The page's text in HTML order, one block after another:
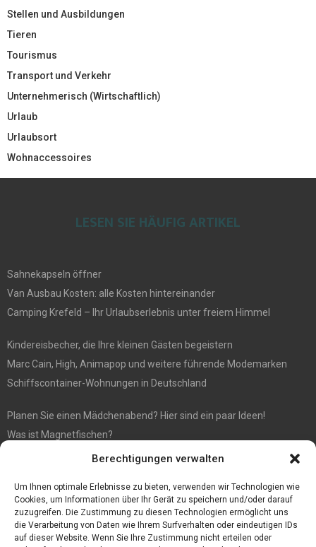
Berechtigungen verwalten
Um Ihnen optimale Erlebnisse zu bieten, verwenden wir Technologien wie
Cookies, um Informationen über Ihr Gerät zu speichern und/oder darauf
zuzugreifen. Die Zustimmung zu diesen Technologien ermöglicht uns
die Verarbeitung von Daten wie Ihrem Surfverhalten oder eindeutigen IDs
auf dieser Website. Wenn Sie Ihre Zustimmung nicht erteilen oder
Stellen und Ausbildungen
Tieren
Tourismus
Transport und Verkehr
Unternehmerisch (Wirtschaftlich)
Urlaub
Urlaubsort
Wohnaccessoires
LESEN SIE HÄUFIG ARTIKEL
Sahnekapseln öffner
Van Ausbau Kosten: alle Kosten hintereinander
Camping Krefeld – Ihr Urlaubserlebnis unter freiem Himmel
Kindereisbecher, die Ihre kleinen Gästen begeistern
Marc Cain, High, Animapop und weitere führende Modemarken
Schiffscontainer-Wohnungen in Deutschland
Planen Sie einen Mädchenabend? Hier sind ein paar Ideen!
Was ist Magnetfischen?
FIFA 21 FOF PTG Überprüfung
Sport Kort: Chelsea-Trainer pausiert für ein Spiel